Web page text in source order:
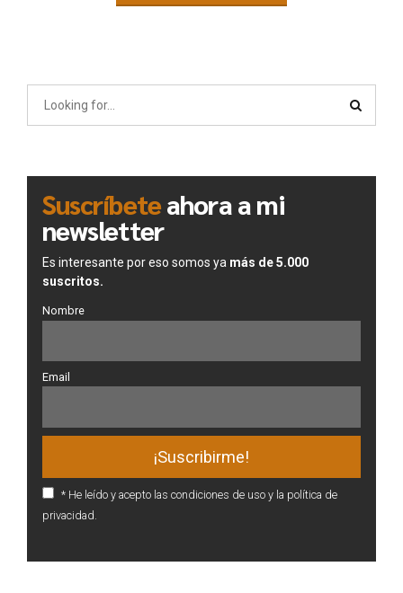
Suscríbeteahora a mi
newsletter
Es interesante por eso somos ya más de 5.000
suscritos.
Nombre
Email
* He leído y acepto las condiciones de uso y la política de
privacidad.